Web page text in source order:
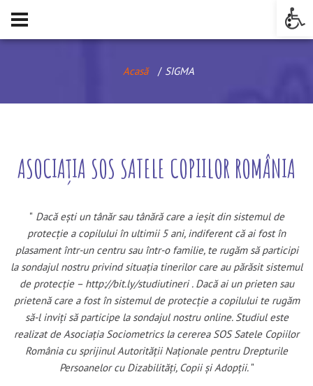
Acasă SIGMA
ASOCIAȚIA SOS SATELE COPIILOR ROMÂNIA
Dacă ești un tânăr sau tânără care a ieșit din sistemul de
protecție a copilului în ultimii 5 ani, indiferent că ai fost în
plasament într-un centru sau într-o familie, te rugăm să participi
la sondajul nostru privind situația tinerilor care au părăsit sistemul
de protecție – http://bit.ly/studiutineri. Dacă ai un prieten sau
prietenă care a fost în sistemul de protecție a copilului te rugăm
să-l inviți să participe la sondajul nostru online. Studiul este
realizat de Asociația Sociometrics la cererea SOS Satele Copiilor
România cu sprijinul Autorității Naționale pentru Drepturile
Persoanelor cu Dizabilități, Copii și Adopții.